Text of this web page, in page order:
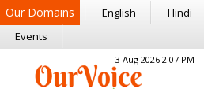
Our Domains English Hindi
Events
3 Aug 2026 2:07 PM